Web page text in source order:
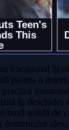
vocațional îți
pentru o
îți deschide,
bază solidă de
domeniului ales.